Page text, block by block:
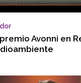
Avonni en